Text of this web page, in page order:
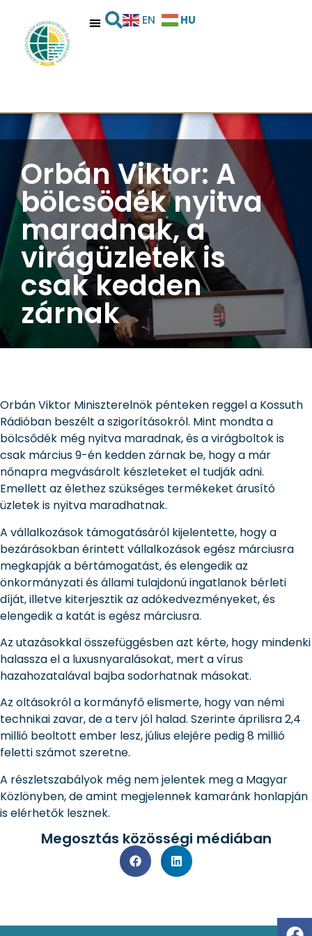
EN HU
Orbán Viktor: A
bölcsödék nyitva
maradnak, a
virágüzletek is
csak kedden
zárnak
Orbán Viktor Miniszterelnök pénteken reggel a Kossuth
Rádióban beszélt a szigorításokról. Mint mondta a
bölcsődék még nyitva maradnak, és a virágboltok is
csak március 9-én kedden zárnak be, hogy a már
nőnapra megvásárolt készleteket el tudják adni.
Emellett az élethez szükséges termékeket árusító
üzletek is nyitva maradhatnak.
A vállalkozások támogatásáról kijelentette, hogy a
bezárásokban érintett vállalkozások egész márciusra
megkapják a bértámogatást, és elengedik az
önkormányzati és állami tulajdonú ingatlanok bérleti
díját, illetve kiterjesztik az adókedvezményeket, és
elengedik a katát is egész márciusra.
Az utazásokkal összefüggésben azt kérte, hogy mindenki
halassza el a luxusnyaralásokat, mert a vírus
hazahozatalával bajba sodorhatnak másokat.
Az oltásokról a kormányfő elismerte, hogy van némi
technikai zavar, de a terv jól halad. Szerinte áprilisra 2,4
millió beoltott ember lesz, július elejére pedig 8 millió
feletti számot szeretne.
A részletszabályok még nem jelentek meg a Magyar
Közlönyben, de amint megjelennek kamaránk honlapján
is elérhetők lesznek.
Megosztás közösségi médiában